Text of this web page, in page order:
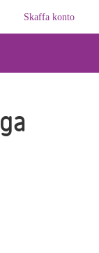
Skaffa konto